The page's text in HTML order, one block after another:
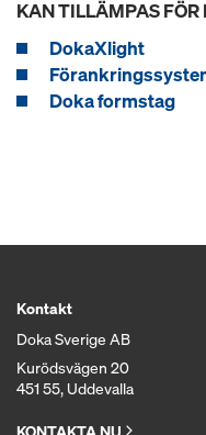
KAN TILLÄMPAS FÖR
DokaXlight
Doka formstag
Kontakt
Doka Sverige AB
Kurödsvägen 20
451 55, Uddevalla